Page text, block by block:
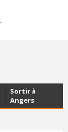
dans
Sortir à
Angers